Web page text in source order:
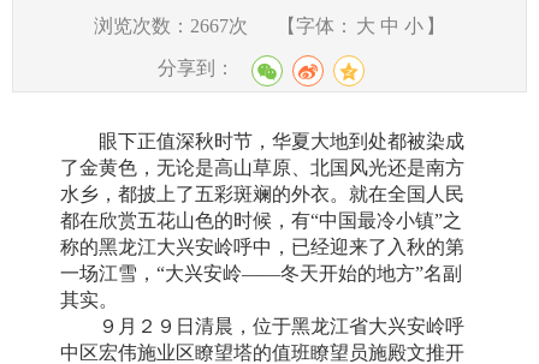
浏览次数： 2667次 【字体： 大 中 小 】
分享到：
眼下正值深秋时节，华夏大地到处都被染成
了金黄色，无论是高山草原、北国风光还是南方
水乡，都披上了五彩斑斓的外衣。就在全国人民
都在欣赏五花山色的时候，有“中国最冷小镇”之
称的黑龙江大兴安岭呼中，已经迎来了入秋的第
一场江雪，“大兴安岭——冬天开始的地方”名副
其实。
９月２９日清晨，位于黑龙江省大兴安岭呼
中区宏伟施业区瞭望塔的值班瞭望员施殿文推开